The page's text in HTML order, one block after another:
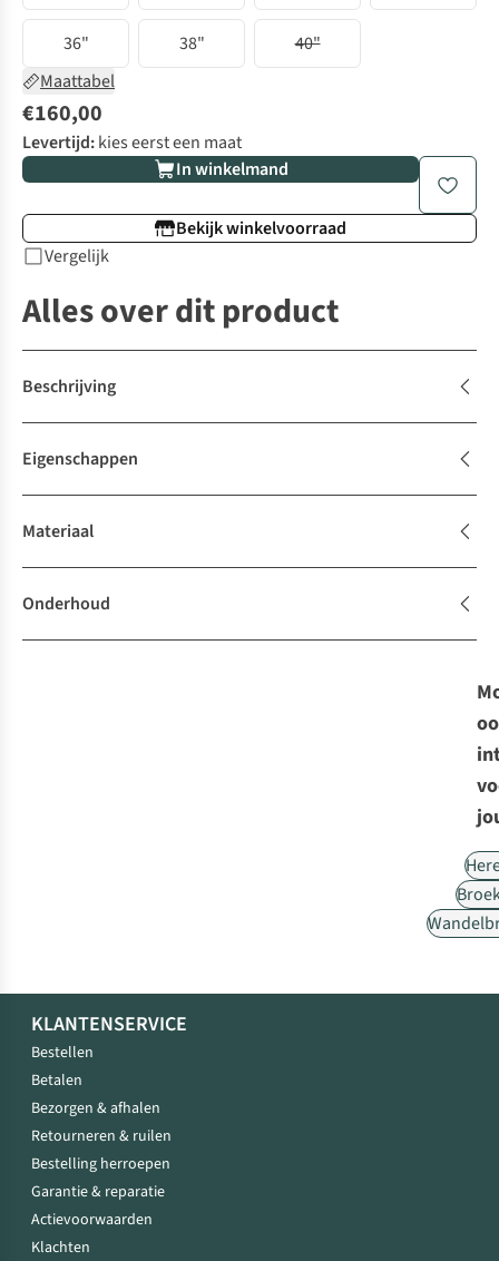
36" 38"
40"
Maattabel
€160,00
Levertijd:kies eerst een maat
In winkelmand
Bekijk winkelvoorraad
Vergelijk
Alles over dit product
Beschrijving
Eigenschappen
Materiaal
Onderhoud
KLANTENSERVICE
Bestellen
Betalen
Bezorgen & afhalen
Retourneren & ruilen
Bestelling herroepen
Garantie & reparatie
Actievoorwaarden
Klachten